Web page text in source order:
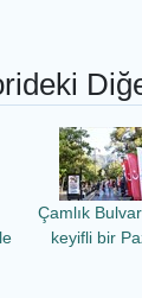
Çamlık
keyifli bir